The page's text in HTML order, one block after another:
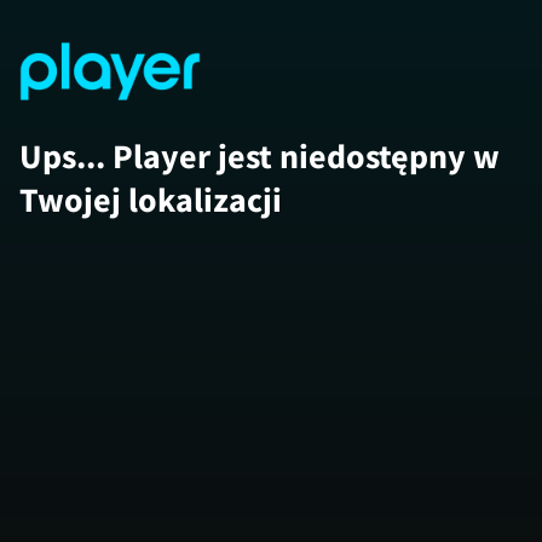
Ups... Player jest niedostępny w
Twojej lokalizacji